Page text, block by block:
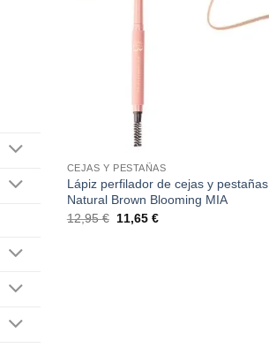
CEJAS Y PESTAÑAS
Lápiz perfilador de cejas y pestañas
Natural Brown Blooming MIA
12,95€ El
11,65€El